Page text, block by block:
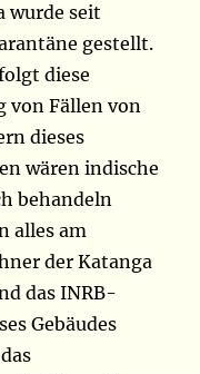
wurde seit
gestellt.
diese
von Fällen von
dieses
wären indische
behandeln
alles am
der Katanga
das INRB-
Gebäudes